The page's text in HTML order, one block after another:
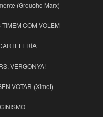
(Groucho Marx)
TIMEM COM VOLEM
VERGONYA!
VOTAR (Ximet)